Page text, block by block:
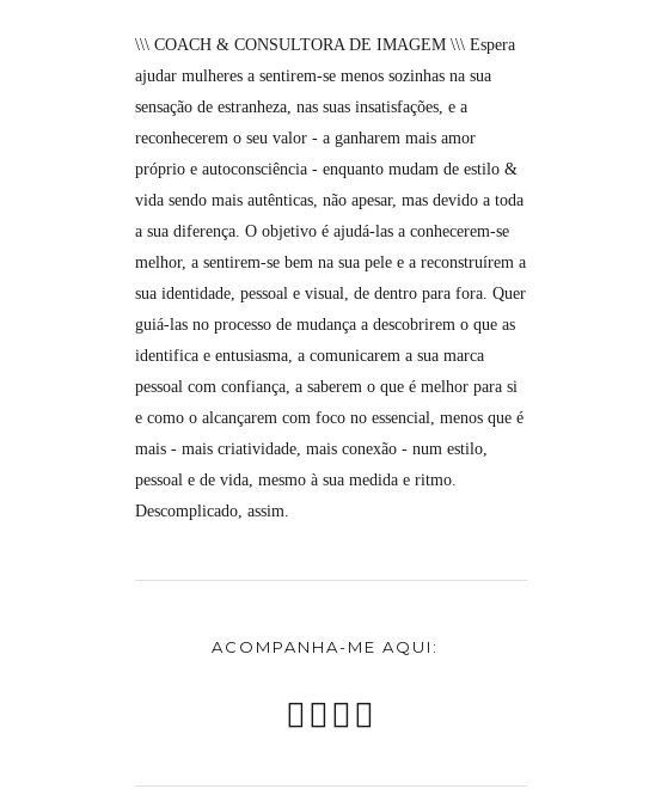
\\\ COACH & CONSULTORA DE IMAGEM \\\ Espera
ajudar mulheres a sentirem-se menos sozinhas na sua
sensação de estranheza, nas suas insatisfações, e a
reconhecerem o seu valor - a ganharem mais amor
próprio e autoconsciência - enquanto mudam de estilo &
vida sendo mais autênticas, não apesar, mas devido a toda
a sua diferença. O objetivo é ajudá-las a conhecerem-se
melhor, a sentirem-se bem na sua pele e a reconstruírem a
sua identidade, pessoal e visual, de dentro para fora. Quer
guiá-las no processo de mudança a descobrirem o que as
identifica e entusiasma, a comunicarem a sua marca
pessoal com confiança, a saberem o que é melhor para si
e como o alcançarem com foco no essencial, menos que é
mais - mais criatividade, mais conexão - num estilo,
pessoal e de vida, mesmo à sua medida e ritmo.
Descomplicado, assim.
ACOMPANHA-ME AQUI: